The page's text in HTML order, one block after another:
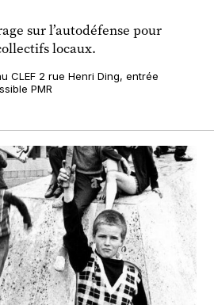
sur l’autodéfense pour
locaux.
CLEF 2 rue Henri Ding, entrée
PMR